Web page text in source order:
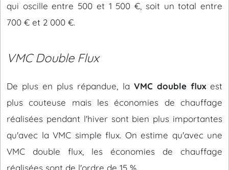
qui oscille entre 500 et 1 500 €, soit un total entre
700 € et 2 000 €.
VMC Double Flux
De plus en plus répandue, la VMC double fluxest
plus couteuse mais les économies de chauffage
réalisées pendant l'hiver sont bien plus importantes
qu'avec la VMC simple flux. On estime qu'avec une
VMC double flux, les économies de chauffage
réalisées sont de l'ordre de 15 %.